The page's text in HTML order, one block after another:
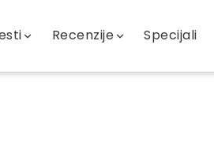
Recenzije Specijali